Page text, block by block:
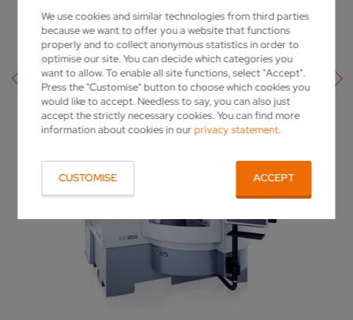
We use cookies and similar technologies from third parties
because we want to offer you a website that functions
properly and to collect anonymous statistics in order to
optimise our site. You can decide which categories you
want to allow. To enable all site functions, select "Accept".
Press the "Customise" button to choose which cookies you
would like to accept. Needless to say, you can also just
accept the strictly necessary cookies. You can find more
information about cookies in ourprivacy statement.
CUSTOMISE ACCEPT
2019-02-19